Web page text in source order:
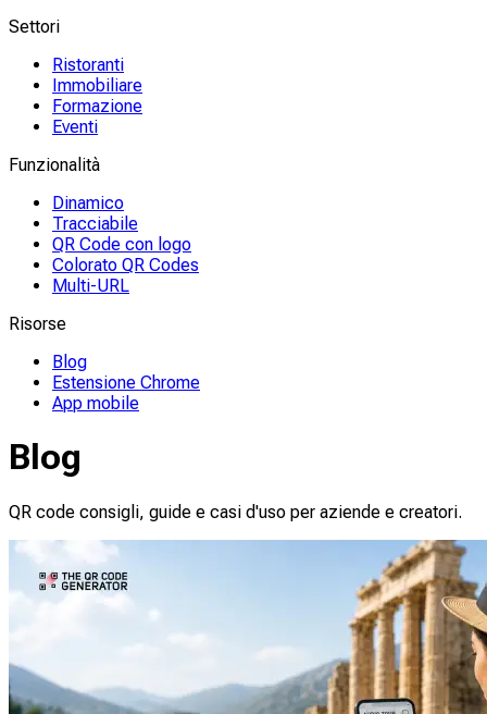
Settori
Ristoranti
Immobiliare
Formazione
Eventi
Funzionalità
Dinamico
Tracciabile
QR Code con logo
Colorato QR Codes
Multi-URL
Risorse
Blog
Estensione Chrome
App mobile
Blog
QR code consigli, guide e casi d'uso per aziende e creatori.